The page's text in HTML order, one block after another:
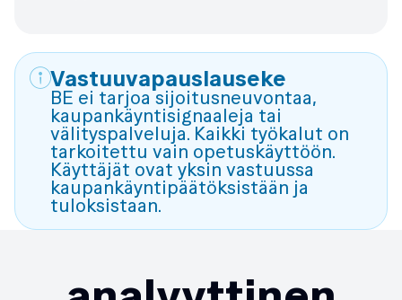
Vastuuvapauslauseke
BE ei tarjoa sijoitusneuvontaa,
kaupankäyntisignaaleja tai
välityspalveluja. Kaikki työkalut on
tarkoitettu vain opetuskäyttöön.
Käyttäjät ovat yksin vastuussa
kaupankäyntipäätöksistään ja
tuloksistaan.